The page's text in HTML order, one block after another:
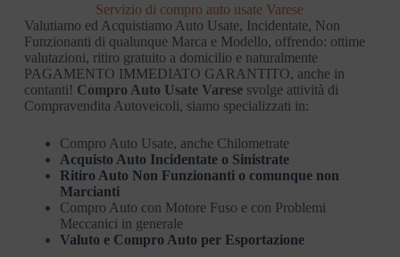
Servizio di compro auto usate Varese
Valutiamo ed Acquistiamo Auto Usate, Incidentate, Non
Funzionanti di qualunque Marca e Modello, offrendo: ottime
valutazioni, ritiro gratuito a domicilio e naturalmente
PAGAMENTO IMMEDIATO GARANTITO, anche in
contanti! Compro Auto Usate Varesesvolge attività di
Compravendita Autoveicoli, siamo specializzati in:
Compro Auto Usate, anche Chilometrate
Acquisto Auto Incidentate o Sinistrate
Ritiro Auto Non Funzionanti o comunque non
Marcianti
Compro Auto con Motore Fuso e con Problemi
Meccanici in generale
Valuto e Compro Auto per Esportazione